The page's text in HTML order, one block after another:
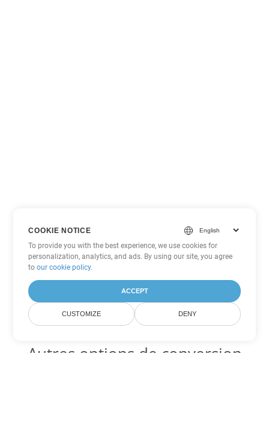
Autres options de conversion
COOKIE NOTICE
To provide you with the best experience, we use cookies for
personalization, analytics, and ads. By using our site, you agree
toour cookie policy.
ACCEPT
CUSTOMIZE DENY